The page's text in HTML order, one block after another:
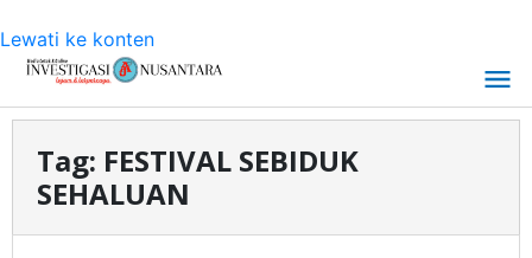
Lewati ke konten
Tag: FESTIVAL SEBIDUK
SEHALUAN